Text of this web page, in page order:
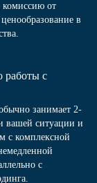
комиссию от
в
работы с
занимает 2-
вашей ситуации и
с комплексной
с